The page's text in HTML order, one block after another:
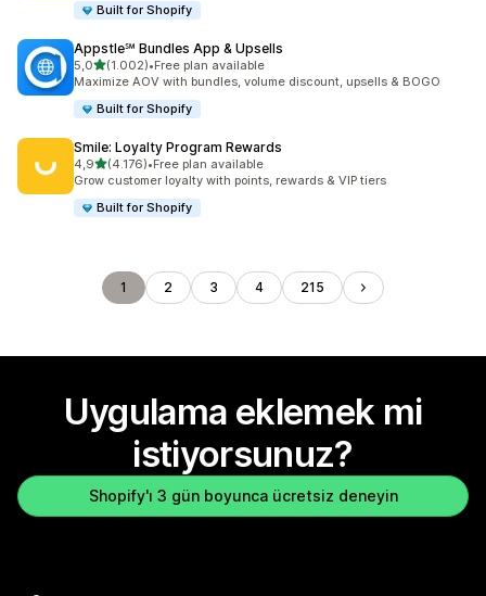
Built for Shopify
Appstle℠ Bundles App & Upsells
5,05 yıldız üzerinden
(1.002)
toplam 1002 değerlendirme
•Free plan available
Maximize AOV with bundles, volume discount, upsells & BOGO
Built for Shopify
Smile: Loyalty Program Rewards
4,95 yıldız üzerinden
(4.176)
toplam 4176 değerlendirme
•Free plan available
Grow customer loyalty with points, rewards & VIP tiers
Built for Shopify
1 2 3 4 215
Uygulama eklemek mi
istiyorsunuz?
Shopify'ı 3 gün boyunca ücretsiz deneyin